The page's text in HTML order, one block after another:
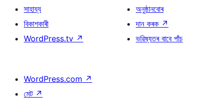
সাহায্য
বিকাশকাৰী
WordPress.tv ↗
অনুষ্ঠানবোৰ
দান কৰক ↗
ভৱিষ্যতৰ বাবে পাঁচ
WordPress.com ↗
মেট ↗